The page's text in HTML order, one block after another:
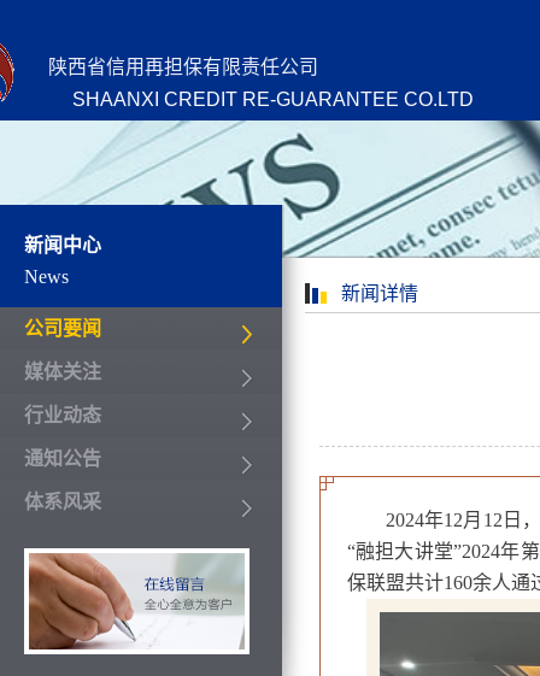
陕西省信用再担保有限责任公司
SHAANXI CREDIT RE-GUARANTEE CO.LTD
新闻中心
News
公司要闻
媒体关注
行业动态
通知公告
体系风采
新闻详情
2024年12月12日
“融担大讲堂”2024年
保联盟共计160余人通